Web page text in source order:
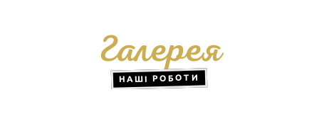
Галерея
НАШІ РОБОТИ